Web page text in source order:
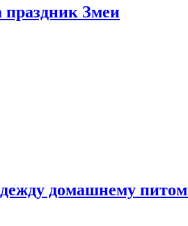
праздник Змеи
домашнему